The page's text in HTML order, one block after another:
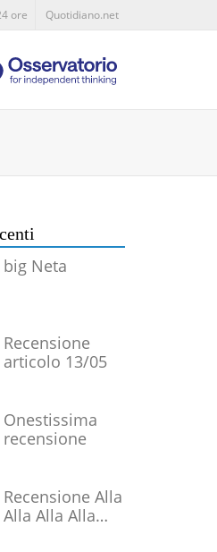
ore Quotidiano.net
big Neta
Recensione
articolo 13/05
Onestissima
recensione
Recensione Alla
Alla Alla Alla